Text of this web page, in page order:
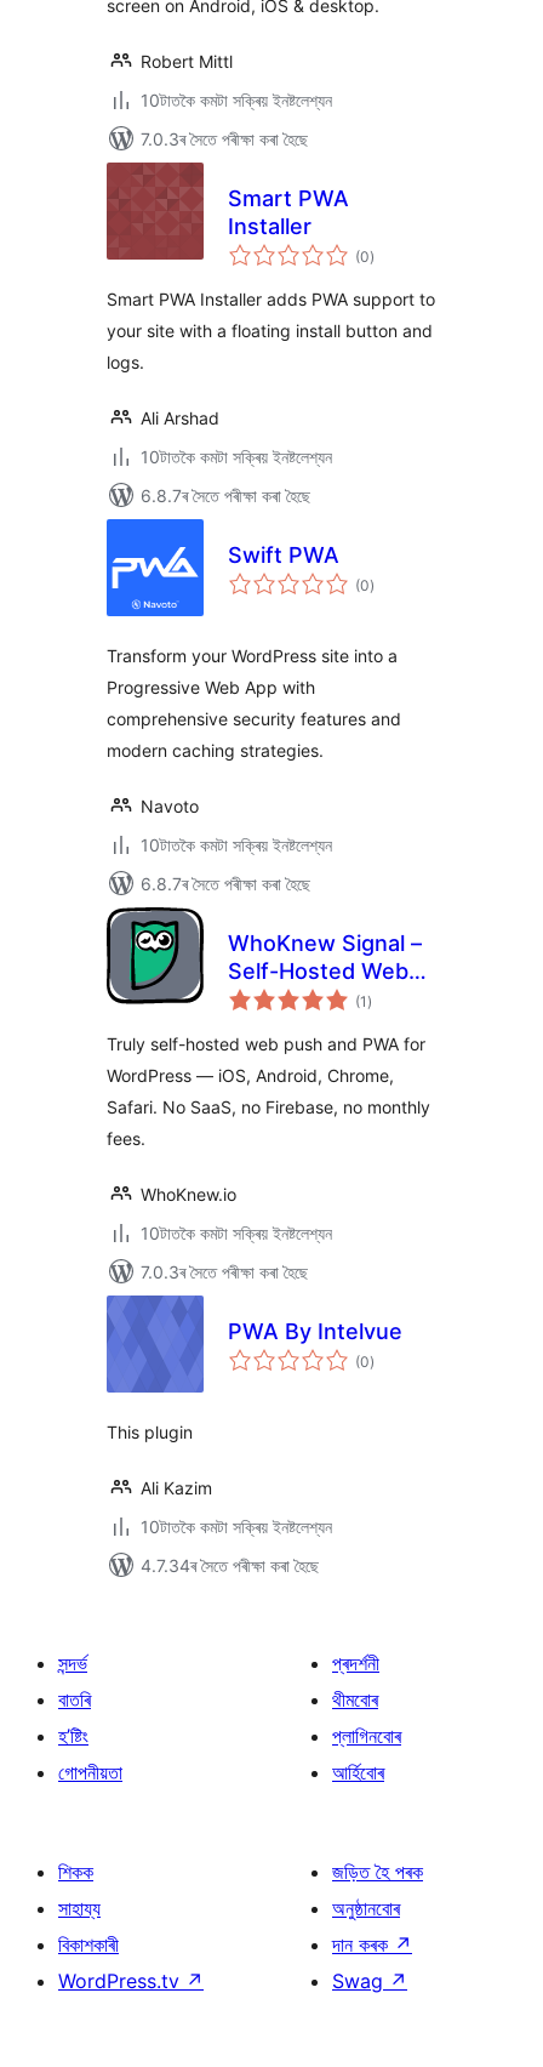
screen on Android, iOS & desktop.
Robert Mittl
10টাতকৈ কমটা সক্ৰিয় ইনষ্টলেশ্যন
7.0.3ৰ সৈতে পৰীক্ষা কৰা হৈছে
Smart PWA
Installer
(0টা
মুঠ)
Smart PWA Installer adds PWA support to
your site with a floating install button and
logs.
Ali Arshad
10টাতকৈ কমটা সক্ৰিয় ইনষ্টলেশ্যন
6.8.7ৰ সৈতে পৰীক্ষা কৰা হৈছে
Swift PWA
(0টা
মুঠ)
Transform your WordPress site into a
Progressive Web App with
comprehensive security features and
modern caching strategies.
Navoto
10টাতকৈ কমটা সক্ৰিয় ইনষ্টলেশ্যন
6.8.7ৰ সৈতে পৰীক্ষা কৰা হৈছে
WhoKnew Signal –
Self-Hosted Web
Push Notifications
(1 টা
মুঠ)
Truly self-hosted web push and PWA for
WordPress — iOS, Android, Chrome,
Safari. No SaaS, no Firebase, no monthly
fees.
WhoKnew.io
10টাতকৈ কমটা সক্ৰিয় ইনষ্টলেশ্যন
7.0.3ৰ সৈতে পৰীক্ষা কৰা হৈছে
PWA By Intelvue
(0টা
মুঠ)
This plugin
Ali Kazim
10টাতকৈ কমটা সক্ৰিয় ইনষ্টলেশ্যন
4.7.34ৰ সৈতে পৰীক্ষা কৰা হৈছে
সন্দৰ্ভ
বাতৰি
হ’ষ্টিং
গোপনীয়তা
প্ৰদৰ্শনী
থীমবোৰ
প্লাগিনবোৰ
আৰ্হিবোৰ
শিকক
সাহায্য
বিকাশকাৰী
WordPress.tv ↗
জড়িত হৈ পৰক
অনুষ্ঠানবোৰ
দান কৰক ↗
Swag ↗